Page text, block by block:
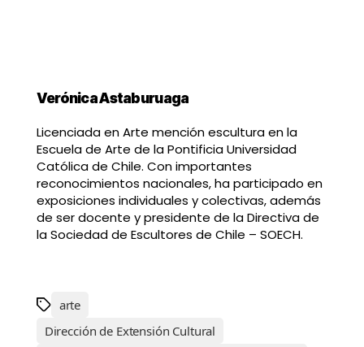
Verónica Astaburuaga
Licenciada en Arte mención escultura en la
Escuela de Arte de la Pontificia Universidad
Católica de Chile. Con importantes
reconocimientos nacionales, ha participado en
exposiciones individuales y colectivas, además
de ser docente y presidente de la Directiva de
la Sociedad de Escultores de Chile – SOECH.
arte
Dirección de Extensión Cultural